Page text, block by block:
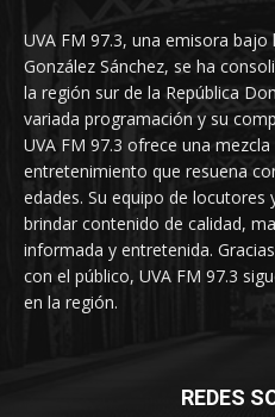
UVA FM 97.3, una emisora bajo
González Sánchez, se ha
la región sur de la República
variada programación y su
UVA FM 97.3 ofrece una
entretenimiento que resuena
edades. Su equipo de locutores
brindar contenido de calidad,
informada y entretenida.
con el público, UVA FM 97.3
en la región.
REDES